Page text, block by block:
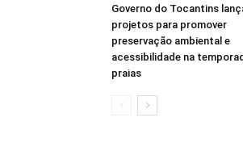
Governo do Tocantins
projetos para promover
preservação ambiental e
acessibilidade na
praias